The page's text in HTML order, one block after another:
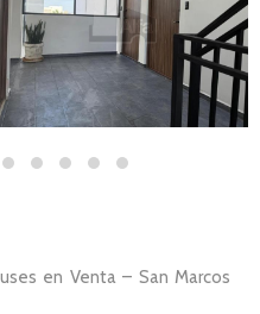
en Venta – San Marcos